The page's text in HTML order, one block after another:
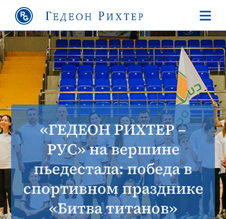
«ГЕДЕОН РИХТЕР –
РУС» на вершине
пьедестала: победа в
спортивном празднике
«Битва титанов»